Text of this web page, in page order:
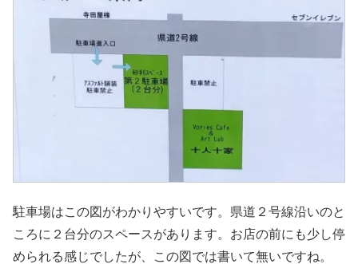
駐車場はこの図がわかりやすいです。県道２号線沿いのと
ころに２台分のスペースがあります。お店の前にも少し停
められる感じでしたが、この図では書いて無いですね。